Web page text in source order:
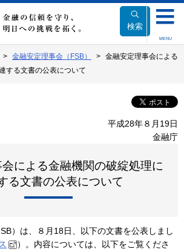
検索
MENU
金融安定理事会（FSB）
金融安定理事会による
する文書の公表について
平成28年８月19日
金融庁
による金融機関の破綻処理に
る文書の公表について
）は、８月18日、以下の文書を公表しまし
）。内容については、以下をご覧くださ